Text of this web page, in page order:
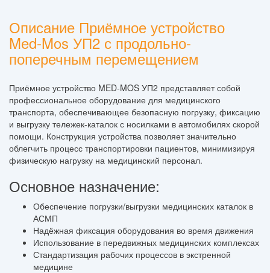
Описание Приёмное устройство
Med-Mos УП2 с продольно-
поперечным перемещением
Приёмное устройство MED-MOS УП2 представляет собой
профессиональное оборудование для медицинского
транспорта, обеспечивающее безопасную погрузку, фиксацию
и выгрузку тележек-каталок с носилками в автомобилях скорой
помощи. Конструкция устройства позволяет значительно
облегчить процесс транспортировки пациентов, минимизируя
физическую нагрузку на медицинский персонал.
Основное назначение:
Обеспечение погрузки/выгрузки медицинских каталок в
АСМП
Надёжная фиксация оборудования во время движения
Использование в передвижных медицинских комплексах
Стандартизация рабочих процессов в экстренной
медицине